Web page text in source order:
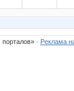
· Реклама